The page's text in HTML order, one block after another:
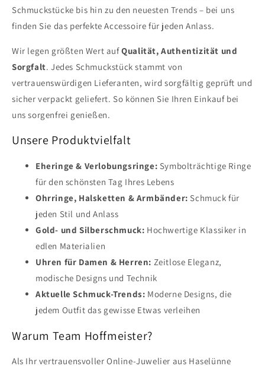
Schmuckstücke bis hin zu den neuesten Trends – bei uns
finden Sie das perfekte Accessoire für jeden Anlass.
Wir legen größten Wert aufQualität, Authentizität und
Sorgfalt. Jedes Schmuckstück stammt von
vertrauenswürdigen Lieferanten, wird sorgfältig geprüft und
sicher verpackt geliefert. So können Sie Ihren Einkauf bei
uns sorgenfrei genießen.
Unsere Produktvielfalt
Eheringe & Verlobungsringe: Symbolträchtige Ringe
für den schönsten Tag Ihres Lebens
Ohrringe, Halsketten & Armbänder: Schmuck für
jeden Stil und Anlass
Gold- und Silberschmuck: Hochwertige Klassiker in
edlen Materialien
Uhren für Damen & Herren: Zeitlose Eleganz,
modische Designs und Technik
Aktuelle Schmuck-Trends: Moderne Designs, die
jedem Outfit das gewisse Etwas verleihen
Warum Team Hoffmeister?
Als Ihr vertrauensvoller Online-Juwelier aus Haselünne